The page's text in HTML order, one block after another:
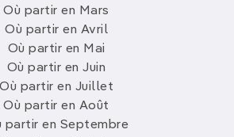
Où partir en Mars
Où partir en Avril
Où partir en Mai
Où partir en Juin
Où partir en Juillet
Où partir en Août
partir en Septembre